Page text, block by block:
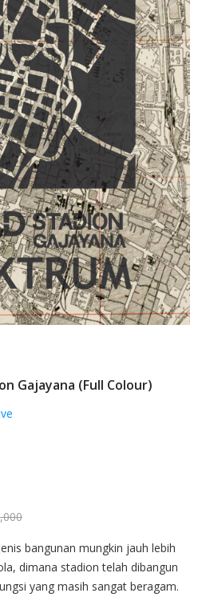
Gajayana (Full Colour)
bangunan mungkin jauh lebih
dimana stadion telah dibangun
yang masih sangat beragam.